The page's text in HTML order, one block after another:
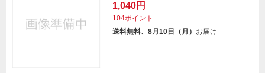
1,040円
104ポイント
送料無料、8月10日（月） お届け